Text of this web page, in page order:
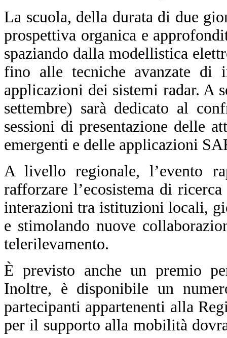
La scuola, della durata di due
prospettiva organica e
spaziando dalla modellistica
fino alle tecniche avanzate
applicazioni dei sistemi radar. A
settembre) sarà dedicato al
sessioni di presentazione delle
emergenti e delle applicazioni
A livello regionale, l’evento
rafforzare l’ecosistema di
interazioni tra istituzioni locali,
e stimolando nuove
telerilevamento.
È previsto anche un premio
Inoltre, è disponibile un
partecipanti appartenenti alla
per il supporto alla mobilità